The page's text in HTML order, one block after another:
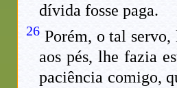
dívida fosse paga.
26 Porém, o tal servo,
aos pés, lhe fazia
paciência comigo,